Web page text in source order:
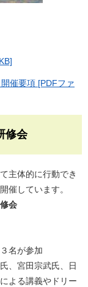
催要項 [PDFファ
修会
主体的に行動でき
催しています。
会
名が参加
、宮田宗武氏、日
よる講義やドリー